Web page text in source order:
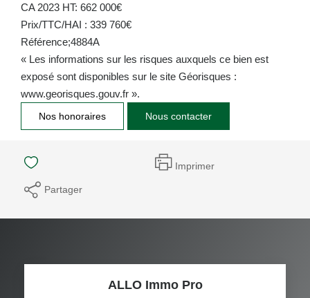
CA 2023 HT: 662 000€
Prix/TTC/HAI : 339 760€
Référence;4884A
« Les informations sur les risques auxquels ce bien est
exposé sont disponibles sur le site Géorisques :
www.georisques.gouv.fr ».
Nos honoraires Nous contacter
Imprimer
Partager
ALLO Immo Pro